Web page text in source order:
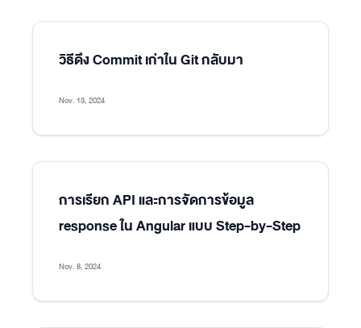
วิธีดึง Commit เก่าใน Git กลับมา
Nov. 13, 2024
การเรียก API และการจัดการข้อมูล
response ใน Angular แบบ Step-by-Step
Nov. 8, 2024